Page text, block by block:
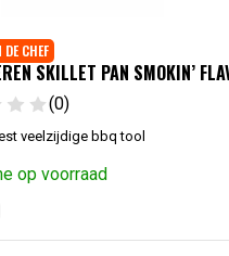
CHEF
SKILLET PAN SMOKIN’
(0)
veelzijdige bbq tool
op voorraad